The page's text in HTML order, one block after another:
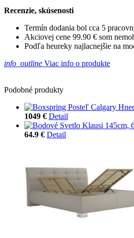
Recenzie, skúsenosti
Termín dodania bol cca 5
Akciovej cene 99.90 € som
Podľa heureky najlacnejšie na
info_outline Viac info o produkte
Podobné produkty
1049 € Detail
64.9 € Detail